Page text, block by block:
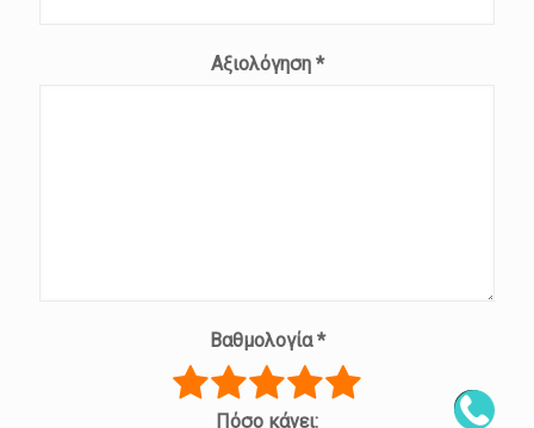
Αξιολόγηση*
Βαθμολογία*
Πόσο κάνει: